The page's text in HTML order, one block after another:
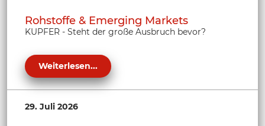
Rohstoffe & Emerging Markets
KUPFER - Steht der große Ausbruch bevor?
Weiterlesen...
29. Juli 2026